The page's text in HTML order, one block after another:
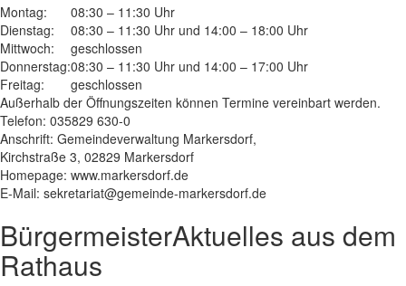
Montag:
08:30 – 11:30 Uhr
Dienstag:
08:30 – 11:30 Uhr und 14:00 – 18:00 Uhr
Mittwoch:
geschlossen
Donnerstag:08:30 – 11:30 Uhr und 14:00 – 17:00 Uhr
Freitag:
geschlossen
Außerhalb der Öffnungszeiten können Termine vereinbart werden.
Telefon: 035829 630-0
Anschrift: Gemeindeverwaltung Markersdorf,
Kirchstraße 3, 02829 Markersdorf
Homepage: www.markersdorf.de
E-Mail: sekretariat@gemeinde-markersdorf.de
BürgermeisterAktuelles aus dem
Rathaus